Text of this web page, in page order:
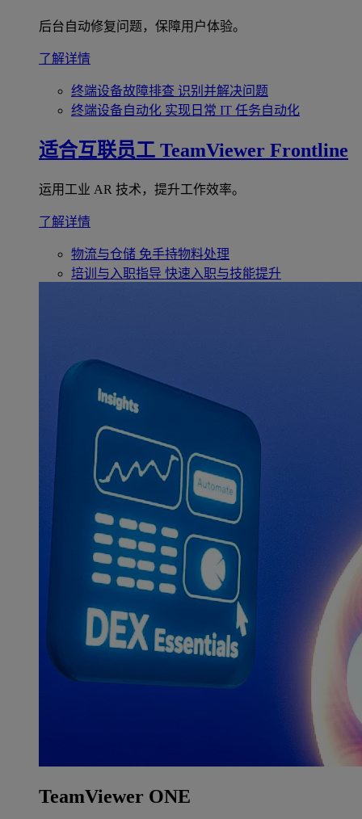
后台自动修复问题，保障用户体验。
了解详情
终端设备故障排查 识别并解决问题
终端设备自动化 实现日常 IT 任务自动化
适合互联员工 TeamViewer Frontline
运用工业 AR 技术，提升工作效率。
了解详情
物流与仓储 免手持物料处理
培训与入职指导 快速入职与技能提升
TeamViewer ONE